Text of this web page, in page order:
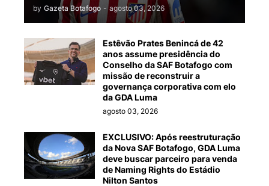
by Gazeta Botafogo - agosto 03, 2026
Estêvão Prates Benincá de 42
anos assume presidência do
Conselho da SAF Botafogo com
missão de reconstruir a
governança corporativa com elo
da GDA Luma
agosto 03, 2026
EXCLUSIVO: Após reestruturação
da Nova SAF Botafogo, GDA Luma
deve buscar parceiro para venda
de Naming Rights do Estádio
Nilton Santos